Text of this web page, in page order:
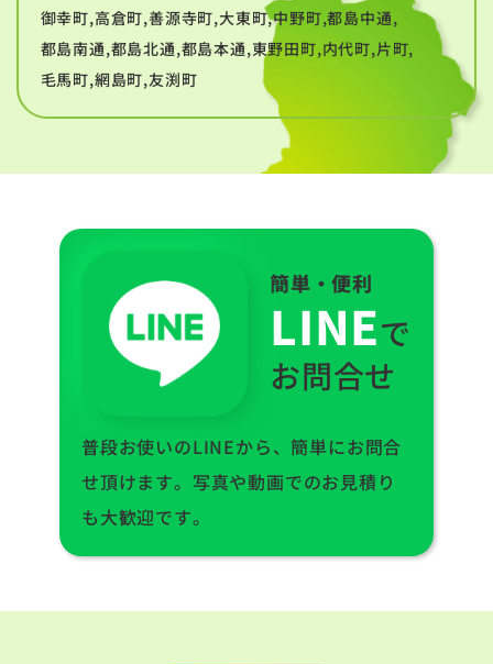
御幸町,高倉町,善源寺町,大東町,中野町,都島中通,
都島南通,都島北通,都島本通,東野田町,内代町,片町,
毛馬町,網島町,友渕町
簡単・便利
LINEで
お問合せ
普段お使いのLINEから、簡単にお問合
せ頂けます。写真や動画でのお見積り
も大歓迎です。